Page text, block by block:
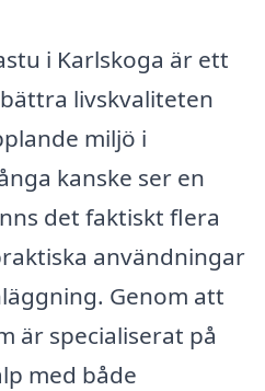
i Karlskoga är ett
livskvaliteten
miljö i
kanske ser en
det faktiskt flera
användningar
Genom att
är specialiserat på
med både